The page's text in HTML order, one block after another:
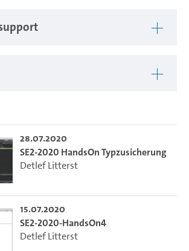
28.07.2020
SE2-2020 HandsOn Typzusicherung
Detlef Litterst
15.07.2020
SE2-2020-HandsOn4
Detlef Litterst